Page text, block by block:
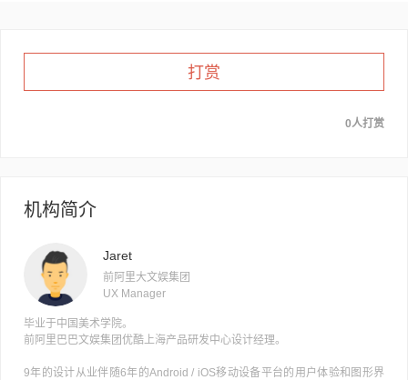
打赏
0人打赏
机构简介
Jaret
前阿里大文娱集团
UX Manager
毕业于中国美术学院。
前阿里巴巴文娱集团优酷上海产品研发中心设计经理。
9年的设计从业伴随6年的Android / iOS移动设备平台的用户体验和图形界